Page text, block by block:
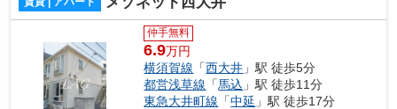
仲手無料
6.9万円
横須賀線 「西大井 」駅 徒歩5分
都営浅草線 「馬込 」駅 徒歩11分
東急大井町線 「中延 」駅 徒歩17分